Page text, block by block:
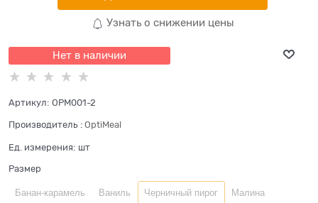
Узнать о снижении цены
Нет в наличии
Артикул: OPM001-2
Производитель : OptiMeal
Ед. измерения: шт
Размер
Банан-карамель Ваниль Черничный пирог Малина